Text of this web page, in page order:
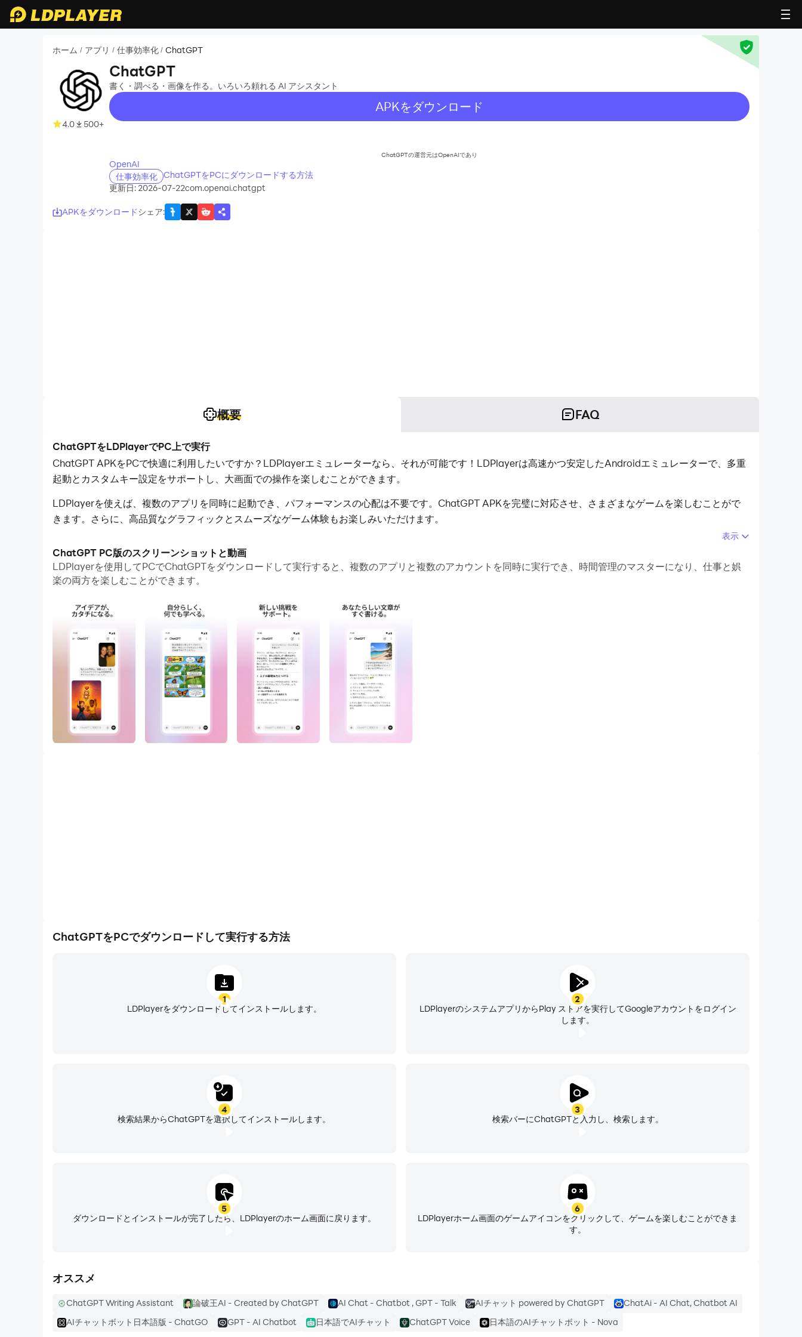
ホーム / アプリ / 仕事効率化 / ChatGPT
4.0 500+
ChatGPT
書く・調べる・画像を作る。いろいろ頼れる AI アシスタント
APKをダウンロード
recommend
ChatGPTの運営元はOpenAIであり
OpenAI
仕事効率化
ChatGPTをPCにダウンロードする方法
更新日: 2026-07-22com.openai.chatgpt
APKをダウンロードシェア:
概要 FAQ
ChatGPTをLDPlayerでPC上で実行
ChatGPT APKをPCで快適に利用したいですか？LDPlayerエミュレーターなら、それが可能です！LDPlayerは高速かつ安定したAndroidエミュレーターで、多重
起動とカスタムキー設定をサポートし、大画面での操作を楽しむことができます。
LDPlayerを使えば、複数のアプリを同時に起動でき、パフォーマンスの心配は不要です。ChatGPT APKを完璧に対応させ、さまざまなゲームを楽しむことがで
きます。さらに、高品質なグラフィックとスムーズなゲーム体験もお楽しみいただけます。
もはやスマートフォンの画面サイズに制約されることはありません。LDPlayerエミュレーターでChatGPT APKを楽しんで、新しいゲーム体験を満喫しましょ
う！LDPlayerエミュレーターをダウンロードして、ゲーム体験を新たなレベルに引き上げましょう！
表示
ChatGPT PC版のスクリーンショットと動画
LDPlayerを使用してPCでChatGPTをダウンロードして実行すると、複数のアプリと複数のアカウントを同時に実行でき、時間管理のマスターになり、仕事と娯
楽の両方を楽しむことができます。
ChatGPTをPCでダウンロードして実行する方法
1
LDPlayerをダウンロードしてインストールします。
2
LDPlayerのシステムアプリからPlay ストアを実行してGoogleアカウントをログイン
します。
3
検索バーにChatGPTと入力し、検索します。
4
検索結果からChatGPTを選択してインストールします。
5
ダウンロードとインストールが完了したら、LDPlayerのホーム画面に戻ります。
6
LDPlayerホーム画面のゲームアイコンをクリックして、ゲームを楽しむことができま
す。
オススメ
ChatGPT Writing Assistant 論破王AI - Created by ChatGPT AI Chat - Chatbot , GPT - Talk AIチャット powered by ChatGPT
ChatAi - AI Chat, Chatbot AI
AIチャットボット日本語版 - ChatGO
GPT - AI Chatbot 日本語でAIチャット ChatGPT Voice 日本語のAIチャットボット - Nova